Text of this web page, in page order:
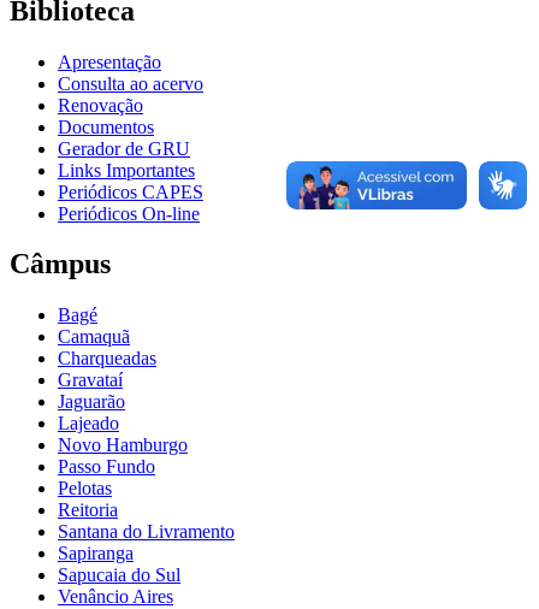
Biblioteca
Apresentação
Consulta ao acervo
Renovação
Documentos
Gerador de GRU
Links Importantes
Periódicos CAPES
Periódicos On-line
Câmpus
Bagé
Camaquã
Charqueadas
Gravataí
Jaguarão
Lajeado
Novo Hamburgo
Passo Fundo
Pelotas
Reitoria
Santana do Livramento
Sapiranga
Sapucaia do Sul
Venâncio Aires